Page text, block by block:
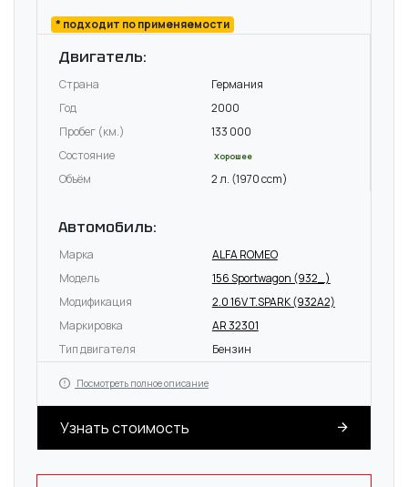
* подходит по применяемости
Двигатель:
Страна
Германия
Год
2000
Пробег (км.)
133 000
Состояние
Хорошее
Объём 2 л. (1970 ccm)
Автомобиль:
Марка
ALFA ROMEO
Модель
156 Sportwagon (932_)
Модификация
2.0 16V T.SPARK (932A2)
Маркировка
AR 32301
Тип двигателя
Бензин
Посмотреть полное описание
Узнать стоимость